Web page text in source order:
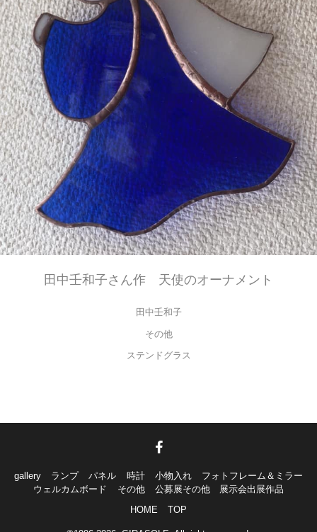
田中壬和子さん作 天使のオーナメント
田中壬和子
その他
ステンドグラス
gallery ランプ パネル 時計 小物入れ
フォトフレーム＆ミラー
ウェルカムボード
その他
公募展その他 展示会出展作品
HOME
TOP